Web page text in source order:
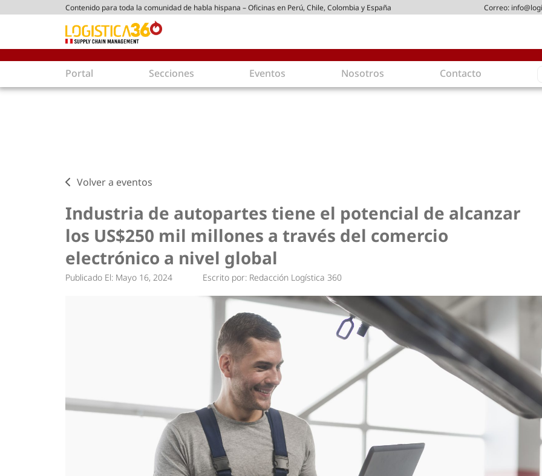
Contenido para toda la comunidad de habla hispana – Oficinas en Perú, Chile, Colombia y España Correo:
Portal Secciones
Comercio Exterior
Agentes de carga
Eficiencia energética
Última milla
Customer Experience
Tecnologías
Tendencias
Economía
Inversiones
Actualidad
Eventos Nosotros Contacto
Volver a eventos
Industria de autopartes tiene el potencial de alcanzar
los US$250 mil millones a través del comercio
electrónico a nivel global
Publicado El:Mayo 16, 2024 Escrito por:Redacción Logística 360